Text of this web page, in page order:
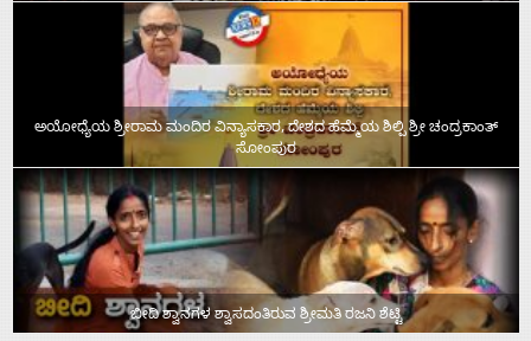
ಅಯೋಧ್ಯೆಯ ಶ್ರೀರಾಮ ಮಂದಿರ ವಿನ್ಯಾಸಕಾರ, ದೇಶದ ಹೆಮ್ಮೆಯ ಶಿಲ್ಪಿ ಶ್ರೀ ಚಂದ್ರಕಾಂತ್‌
ಸೋಂಪುರ
ಬೀದಿ ಶ್ವಾನಗಳ ಶ್ವಾಸದಂತಿರುವ ಶ್ರೀಮತಿ ರಜನಿ ಶೆಟ್ಟಿ